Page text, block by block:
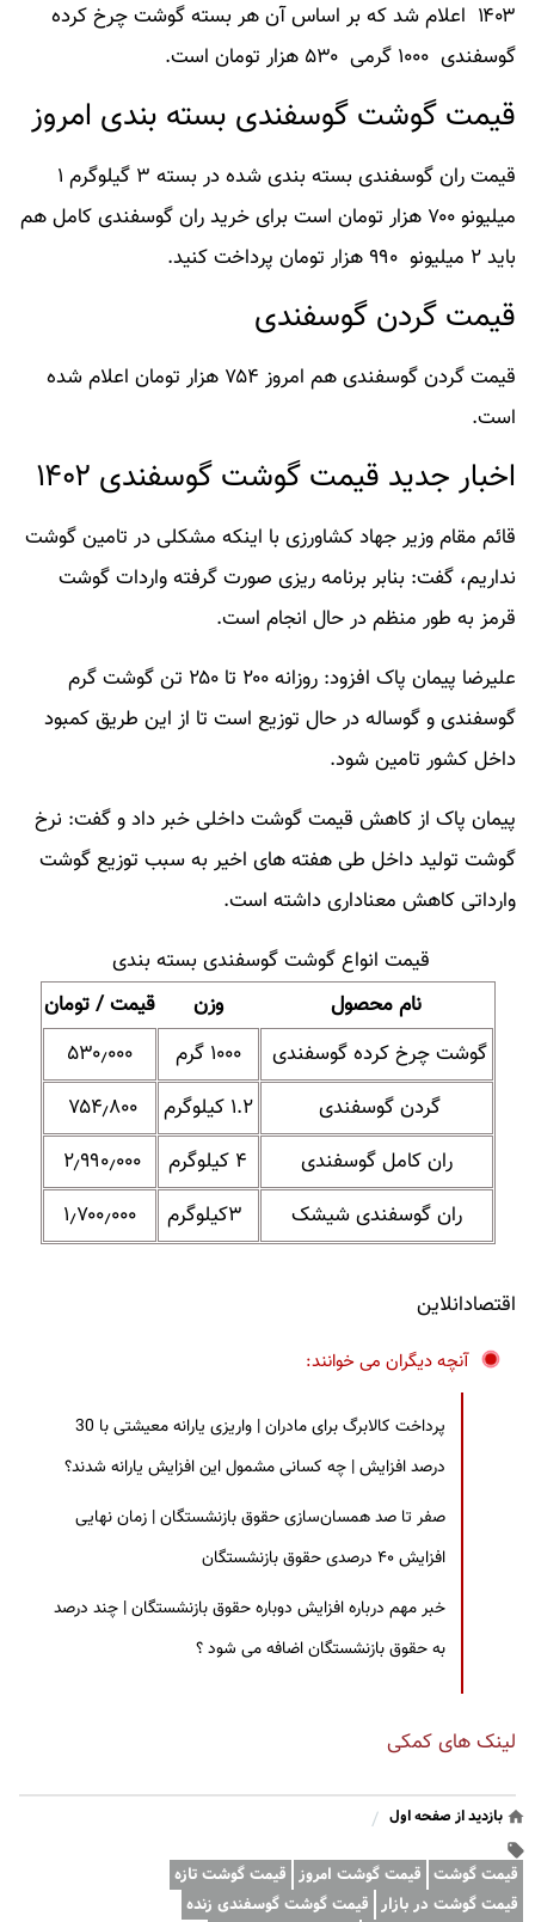
۱۴۰۳ اعلام شد که بر اساس آن هر بسته گوشت چرخ کرده
گوسفندی ۱۰۰۰ گرمی ۵۳۰ هزار تومان است.
قیمت گوشت گوسفندی بسته بندی امروز
قیمت ران گوسفندی بسته بندی شده در بسته ۳ گیلوگرم ۱
میلیونو ۷۰۰ هزار تومان است برای خرید ران گوسفندی کامل هم
باید ۲ میلیونو ۹۹۰ هزار تومان پرداخت کنید.
قیمت گردن گوسفندی
قیمت گردن گوسفندی هم امروز ۷۵۴ هزار تومان اعلام شده
است.
اخبار جدید قیمت گوشت گوسفندی ۱۴۰۲
قائم مقام وزیر جهاد کشاورزی با اینکه مشکلی در تامین گوشت
نداریم، گفت: بنابر برنامه ریزی صورت گرفته واردات گوشت
قرمز به طور منظم در حال انجام است.
علیرضا پیمان پاک افزود: روزانه ۲۰۰ تا ۲۵۰ تن گوشت گرم
گوسفندی و گوساله در حال توزیع است تا از این طریق کمبود
داخل کشور تامین شود.
پیمان پاک از کاهش قیمت گوشت داخلی خبر داد و گفت: نرخ
گوشت تولید داخل طی هفته های اخیر به سبب توزیع گوشت
وارداتی کاهش معناداری داشته است.
قیمت انواع گوشت گوسفندی بسته بندی
نام محصول
وزن
قیمت / تومان
گوشت چرخ کرده گوسفندی
۱۰۰۰ گرم
۵۳۰٫۰۰۰
گردن گوسفندی
۱.۲ کیلوگرم
۷۵۴٫۸۰۰
ران کامل گوسفندی
۴ کیلوگرم
۲٫۹۹۰٫۰۰۰
ران گوسفندی شیشک
۱٫۷۰۰٫۰۰۰
اقتصادانلاین
آنچه دیگران می خوانند:
پرداخت کالابرگ برای مادران | واریزی یارانه معیشتی با 30
درصد افزایش | چه کسانی مشمول این افزایش یارانه شدند؟
صفر تا صد همسان‌سازی حقوق بازنشستگان | زمان نهایی
افزایش ۴۰ درصدی حقوق بازنشستگان
خبر مهم درباره افزایش دوباره حقوق بازنشستگان | چند درصد
به حقوق بازنشستگان اضافه می شود ؟
لینک های کمکی
بازدید از صفحه اول /
قیمت گوشت قیمت گوشت امروز قیمت گوشت تازه
قیمت گوشت در بازار قیمت گوشت گوسفندی زنده